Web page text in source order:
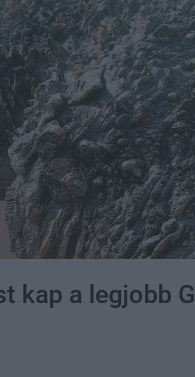
kap a legjobb